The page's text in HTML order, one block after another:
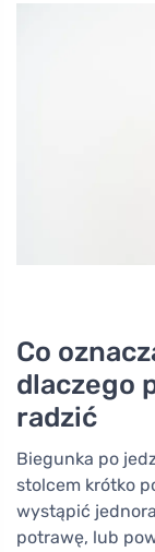
Co
dlaczego
radzić
Biegunka po
stolcem krótko
wystąpić
potrawę, lub